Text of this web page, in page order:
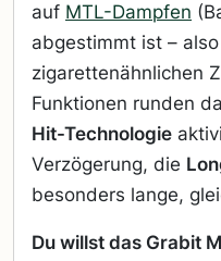
auf MTL-Dampfen
abgestimmt ist –
zigarettenähnlichen
Funktionen runden
Hit-Technologie
Verzögerung, die
besonders lange,
Du willst das Grabit